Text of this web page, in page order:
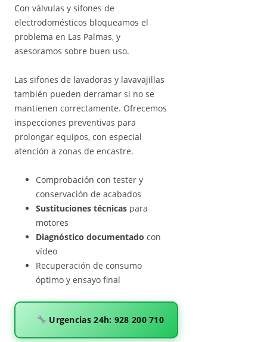
Con válvulas y sifones de
electrodomésticos bloqueamos el
problema en Las Palmas, y
asesoramos sobre buen uso.
Las sifones de lavadoras y lavavajillas
también pueden derramar si no se
mantienen correctamente. Ofrecemos
inspecciones preventivas para
prolongar equipos, con especial
atención a zonas de encastre.
Comprobación con tester y
conservación de acabados
Sustituciones técnicas para
motores
Diagnóstico documentado con
vídeo
Recuperación de consumo
óptimo y ensayo final
Urgencias 24h: 928 200 710